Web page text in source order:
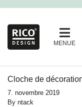
MENUE
Cloche de
7. novembre 2019
By ntack